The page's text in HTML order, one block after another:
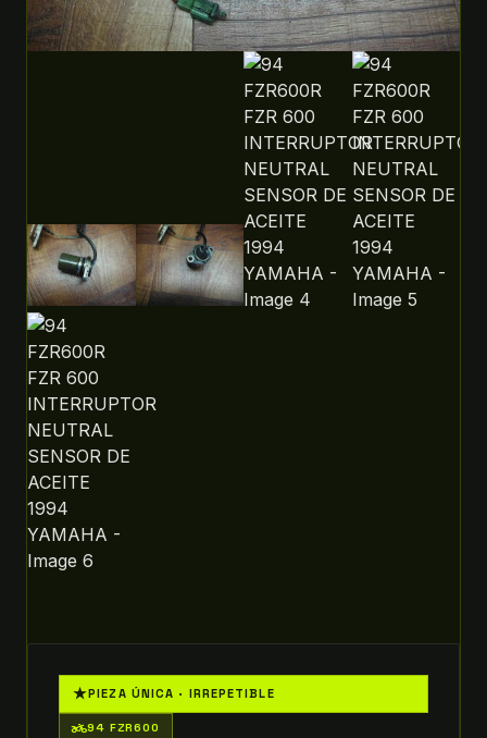
★PIEZA ÚNICA · IRREPETIBLE
two_wheeler94 FZR600